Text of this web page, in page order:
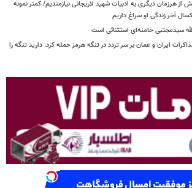
از هرزمان دیگری به ادبیات شهید لاریجانی نیازمندیم/ کمتر نمونه
آخر زندگی او سراغ داریم
سیدمجتبی خامنه‌ای استثنائی است
ایران و عمان بر سر تردد در تنگه هرمز حمله کرد: دارید تنگه را